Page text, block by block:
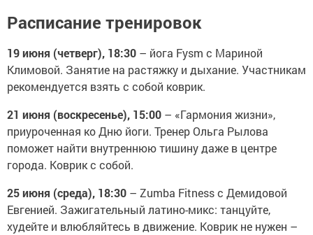
Расписание тренировок
19 июня (четверг), 18:30 – йога Fysm с Мариной
Климовой. Занятие на растяжку и дыхание. Участникам
рекомендуется взять с собой коврик.
21 июня (воскресенье), 15:00 – «Гармония жизни»,
приуроченная ко Дню йоги. Тренер Ольга Рылова
поможет найти внутреннюю тишину даже в центре
города. Коврик с собой.
25 июня (среда), 18:30 – Zumba Fitness с Демидовой
Евгенией. Зажигательный латино-микс: танцуйте,
худейте и влюбляйтесь в движение. Коврик не нужен –